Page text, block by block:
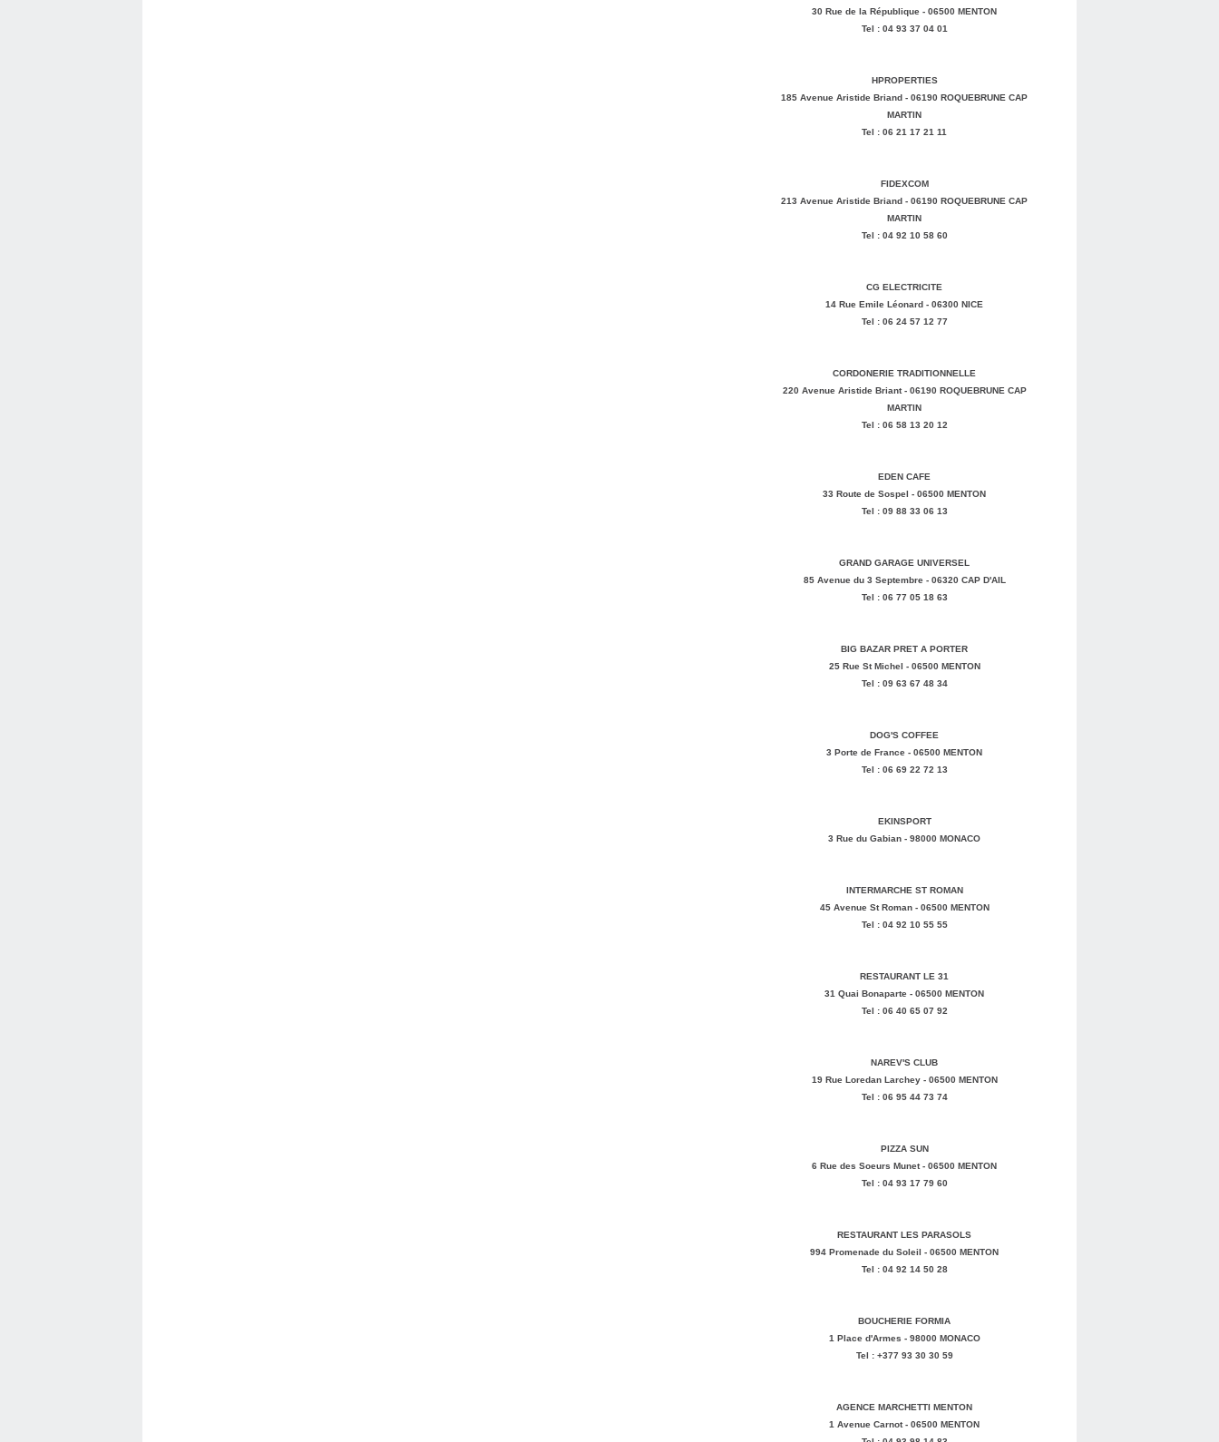
30 Rue de la République - 06500 MENTON
Tel : 04 93 37 04 01
HPROPERTIES
185 Avenue Aristide Briand - 06190 ROQUEBRUNE CAP
MARTIN
Tel : 06 21 17 21 11
FIDEXCOM
213 Avenue Aristide Briand - 06190 ROQUEBRUNE CAP
MARTIN
Tel : 04 92 10 58 60
CG ELECTRICITE
14 Rue Emile Léonard - 06300 NICE
Tel : 06 24 57 12 77
CORDONERIE TRADITIONNELLE
220 Avenue Aristide Briant - 06190 ROQUEBRUNE CAP
MARTIN
Tel : 06 58 13 20 12
EDEN CAFE
33 Route de Sospel - 06500 MENTON
Tel : 09 88 33 06 13
GRAND GARAGE UNIVERSEL
85 Avenue du 3 Septembre - 06320 CAP D'AIL
Tel : 06 77 05 18 63
BIG BAZAR PRET A PORTER
25 Rue St Michel - 06500 MENTON
Tel : 09 63 67 48 34
DOG'S COFFEE
3 Porte de France - 06500 MENTON
Tel : 06 69 22 72 13
EKINSPORT
3 Rue du Gabian - 98000 MONACO
INTERMARCHE ST ROMAN
45 Avenue St Roman - 06500 MENTON
Tel : 04 92 10 55 55
RESTAURANT LE 31
31 Quai Bonaparte - 06500 MENTON
Tel : 06 40 65 07 92
NAREV'S CLUB
19 Rue Loredan Larchey - 06500 MENTON
Tel : 06 95 44 73 74
PIZZA SUN
6 Rue des Soeurs Munet - 06500 MENTON
Tel : 04 93 17 79 60
RESTAURANT LES PARASOLS
994 Promenade du Soleil - 06500 MENTON
Tel : 04 92 14 50 28
BOUCHERIE FORMIA
1 Place d'Armes - 98000 MONACO
Tel : +377 93 30 30 59
AGENCE MARCHETTI MENTON
1 Avenue Carnot - 06500 MENTON